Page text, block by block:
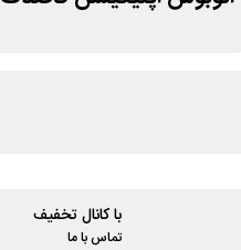
با کانال تخفیف
تماس با ما